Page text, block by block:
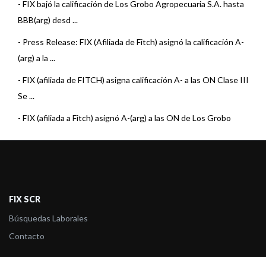
- FIX bajó la calificación de Los Grobo Agropecuaria S.A. hasta
BBB(arg) desd ...
- Press Release: FIX (Afiliada de Fitch) asignó la calificación A-
(arg) a la ...
- FIX (afiliada de FITCH) asigna calificación A- a las ON Clase III
Se ...
- FIX (afiliada a Fitch) asignó A-(arg) a las ON de Los Grobo
- FIX confirmó en BBB+(arg) con Raiting Watch (alerta) Negativo
FIX remueve RWN y asigna Perspectiva Estable a
FIX SCR
Búsquedas Laborales
Contacto